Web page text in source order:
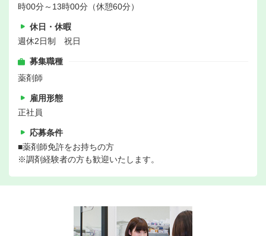
時00分～13時00分（休憩60分）
休日・休暇
週休2日制 祝日
募集職種
薬剤師
雇用形態
正社員
応募条件
■薬剤師免許をお持ちの方
※調剤経験者の方も歓迎いたします。